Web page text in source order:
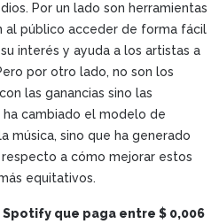
Por un lado son herramientas
al público acceder de forma fácil
interés y ayuda a los artistas a
por otro lado, no son los
las ganancias sino las
cambiado el modelo de
música, sino que ha generado
a cómo mejorar estos
equitativos.
Spotify que paga entre $ 0,006